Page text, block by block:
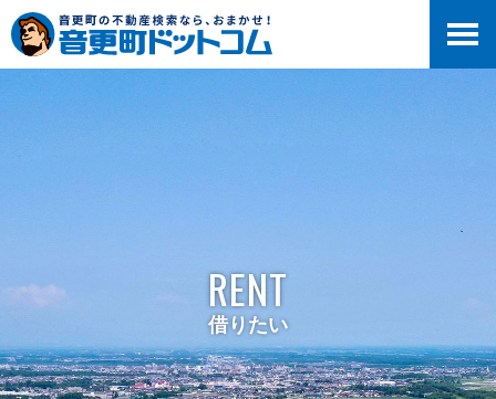
RENT
借りたい